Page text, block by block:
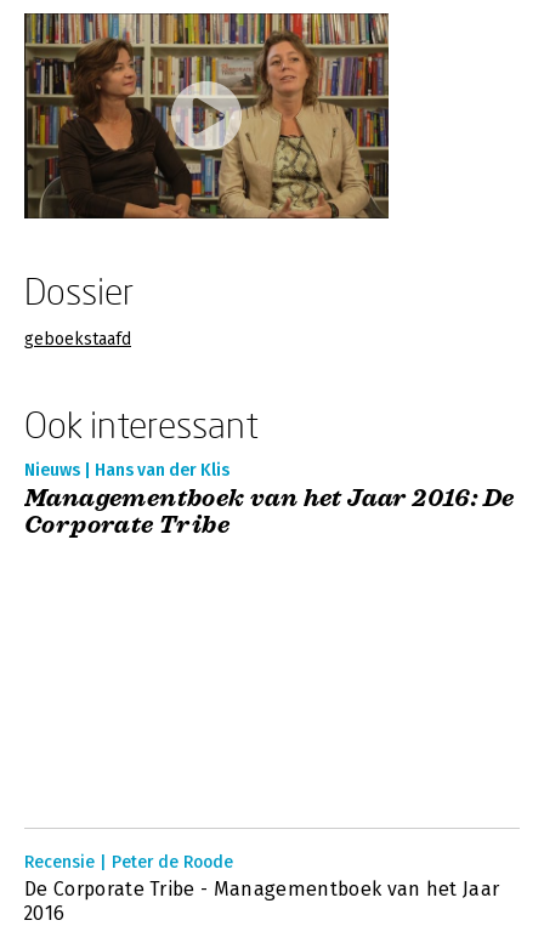
Dossier
geboekstaafd
Ook interessant
Nieuws | Hans van der Klis
Managementboek van het Jaar 2016: De
Corporate Tribe
Recensie | Peter de Roode
De Corporate Tribe - Managementboek van het Jaar
2016